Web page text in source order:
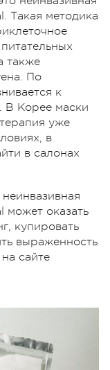
Такая методика
также
По
к
В Корее маски
уже
в
в салонах
может оказать
купировать
выраженность
сайте